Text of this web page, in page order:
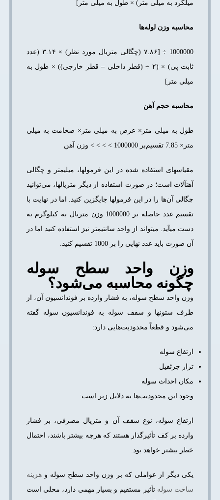
میلگرد به میلی متر) × طول به میلی متر]
محاسبه وزن لوله‌ها
1000000 ÷ [۷.۸۶ (چگالی متریال مورد نظر) × ۳.۱۴ (عدد
ثابت پی) × (۲ ÷ (قطر داخلی – قطر خارجی)) × طول به
میلی متر]
محاسبه حجم آهن
طول به میلی متر× عرض به میلی متر× ضخامت به میلی
متر× 7.85 تقسیم‌بر 1000000 > > > > وزن آهن
مقیاس­های استفاده شده در این فرمول­ها، میلی­متر و چگالی
آهن­آلات است؛ در صورت استفاده از دیگر متریال­ها، می‌توانید
چگالی آن‌ها را در این فرمول­ها جایگزین کنید. اما در نهایت با
تقسیم عدد حاصله بر 1000000 وزن متریال به کیلوگرم به
دست می­آید. می­تواند از واحد سانتی­متر نیز استفاده کنید اما در
آن صورت باید عدد نهایی را بر 1000 تقسیم کنید.
وزن واحد سطح سوله
چگونه محاسبه می‌شود؟
وزن واحد سطح سوله، به فشار وارده بر فوندانسیون آن، از
طرف ستون­ها و سقف سوله به فوندانسیون سوله گفته
می‌شود و قطعاً محدودیت‌هایی دارد:
ارتفاع سوله
تراز جرثقیل
مکان احداث سوله
وجود این محدودیت‌ها به دلایل زیر است:
ارتفاع سوله، نوع سقف آن و متریال مصرفی، بر فشار
وارده بر کف تأثیرگذار هستند که هرچه بیشتر باشند، احتمال
خطر بیشتر خواهد بود.
یکی دیگر از عواملی که بر وزن واحد سطح سوله وهزینه
ساخت سوله تأثیر مستقیم و بسیار مهمی دارد، محلی است